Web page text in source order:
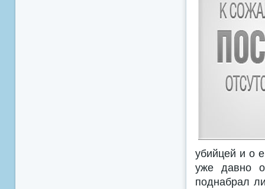
убийцей и о
уже давно
поднабрал